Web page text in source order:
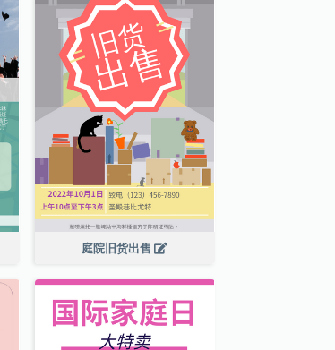
庭院旧货出售